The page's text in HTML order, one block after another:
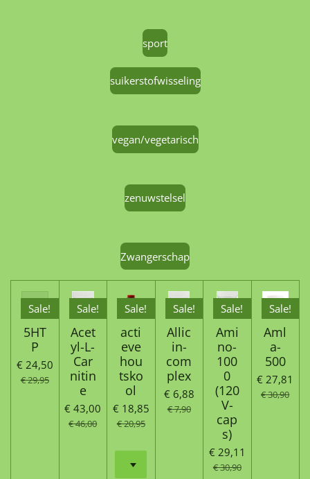
sport
suikerstofwisseling
vegan/vegetarisch
zenuwstelsel
Zwangerschap
Sale!
5HT
P
€ 24,50
€ 29,95
Sale!
Acet
yl-L-
Car
nitin
e
€ 43,00
€ 46,00
Sale!
acti
eve
hou
tsko
ol
€ 18,85
€ 20,95
Sale!
Allic
in-
com
plex
€ 6,88
€ 7,90
Sale!
Ami
no-
100
0
(120
V-
cap
s)
€ 29,11
€ 30,90
Sale!
Aml
a-
500
€ 27,81
€ 30,90